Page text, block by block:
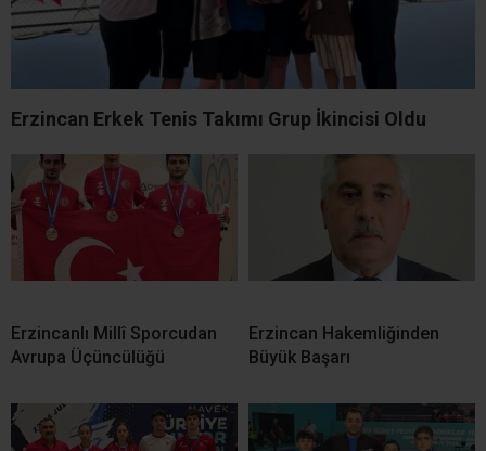
Erzincan Erkek Tenis Takımı Grup İkincisi Oldu
Erzincanlı Millî Sporcudan
Avrupa Üçüncülüğü
Erzincan Hakemliğinden
Büyük Başarı